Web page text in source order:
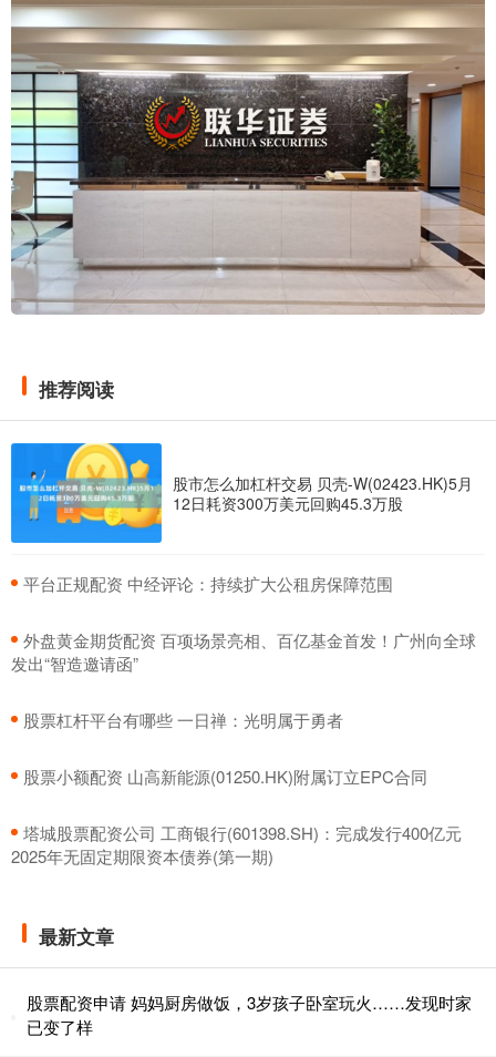
推荐阅读
股市怎么加杠杆交易 贝壳-W(02423.HK)5月
12日耗资300万美元回购45.3万股
​平台正规配资 中经评论：持续扩大公租房保障范围
​外盘黄金期货配资 百项场景亮相、百亿基金首发！广州向全球
发出“智造邀请函”
​股票杠杆平台有哪些 一日禅：光明属于勇者
​股票小额配资 山高新能源(01250.HK)附属订立EPC合同
​塔城股票配资公司 工商银行(601398.SH)：完成发行400亿元
2025年无固定期限资本债券(第一期)
最新文章
股票配资申请 妈妈厨房做饭，3岁孩子卧室玩火……发现时家
已变了样